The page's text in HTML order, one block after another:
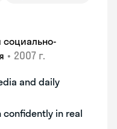
социально-
• 2007 г.
and daily
confidently in real